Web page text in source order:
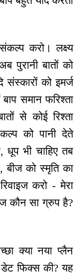
करो। लक्ष्य
पुरानी बातों को
को इमर्ज
समान फरिश्ता
से कोई रिश्ता
को पानी देते
धूप भी चाहिए तब
को स्मृति का
करो - मेरा
कौन सा ग्रुप है?
क्या नया प्लैन
डेट फिक्स की? यह